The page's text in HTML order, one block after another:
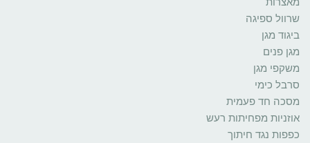
שרוול ספיגה
ביגוד מגן
מגן פנים
משקפי מגן
סרבל כימי
מסכה חד פעמית
אוזניות מפחיתות רעש
כפפות נגד חיתוך